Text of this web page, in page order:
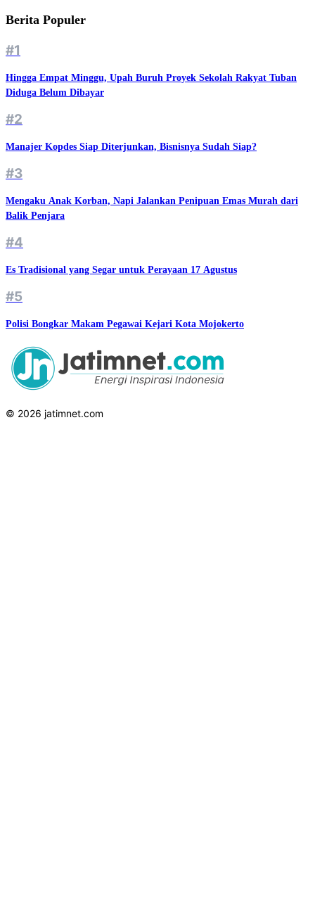
Berita Populer
#1
Hingga Empat Minggu, Upah Buruh Proyek Sekolah Rakyat Tuban
Diduga Belum Dibayar
#2
Manajer Kopdes Siap Diterjunkan, Bisnisnya Sudah Siap?
#3
Mengaku Anak Korban, Napi Jalankan Penipuan Emas Murah dari
Balik Penjara
#4
Es Tradisional yang Segar untuk Perayaan 17 Agustus
#5
Polisi Bongkar Makam Pegawai Kejari Kota Mojokerto
© 2026 jatimnet.com